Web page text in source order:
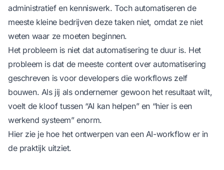
administratief en kenniswerk. Toch automatiseren de
meeste kleine bedrijven deze taken niet, omdat ze niet
weten waar ze moeten beginnen.
Het probleem is niet dat automatisering te duur is. Het
probleem is dat de meeste content over automatisering
geschreven is voor developers die workflows zelf
bouwen. Als jij als ondernemer gewoon het resultaat wilt,
voelt de kloof tussen “AI kan helpen” en “hier is een
werkend systeem” enorm.
Hier zie je hoe het ontwerpen van een AI-workflow er in
de praktijk uitziet.